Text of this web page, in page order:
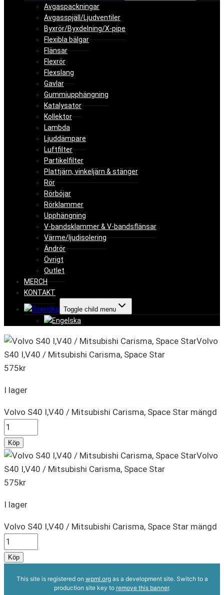
Avgaspackningar
Avgasspjäll/Ljudventiler
Byxrör/Byxdelning/X-pipe
Flexibla bälgar
Flänsar
Flexrör
Flexslang
Gavlar
Gummiupphängning
Katalysator
Kollektor
Lambda
Ljuddämpare
Luftfilter
Partikelfilter
Plattjärn, vinkeljärn & stänger
Rör
Rörböjar
Rörklammer
Upphängning
V-bandsklammer & V-bandsflänsar
Värme/ljudisolering
Ändrör
Övrigt
Outlet
MERCH
KONTAKT
Toggle child menu
Volvo
S40 I,V40 / Mitsubishi Carisma, Space Star
575kr
I lager
Volvo S40 I,V40 / Mitsubishi Carisma, Space Star mängd
Köp
Volvo
S40 I,V40 / Mitsubishi Carisma, Space Star
575kr
I lager
Volvo S40 I,V40 / Mitsubishi Carisma, Space Star mängd
Köp
This site is registered on wpml.orgas a development site. Switch to a
production site key to remove this banner.